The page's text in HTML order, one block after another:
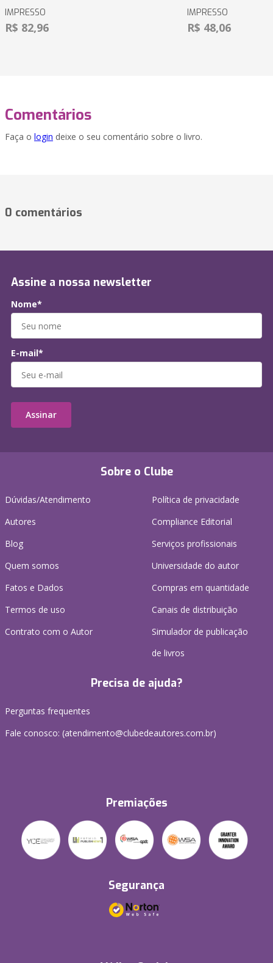
IMPRESSO
R$ 82,96
IMPRESSO
R$ 48,06
Comentários
Faça o login deixe o seu comentário sobre o livro.
0 comentários
Sobre o Clube
Dúvidas/Atendimento
Autores
Blog
Quem somos
Fatos e Dados
Termos de uso
Contrato com o Autor
Política de privacidade
Compliance Editorial
Serviços profissionais
Universidade do autor
Compras em quantidade
Canais de distribuição
Simulador de publicação
de livros
Precisa de ajuda?
Perguntas frequentes
Fale conosco: (atendimento@clubedeautores.com.br)
Premiações
Segurança
Assine a nossa newsletter
Nome*
E-mail*
Assinar